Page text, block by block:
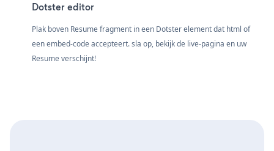
Dotster editor
Plak boven Resume fragment in een Dotster element dat html of
een embed-code accepteert. sla op, bekijk de live-pagina en uw
Resume verschijnt!